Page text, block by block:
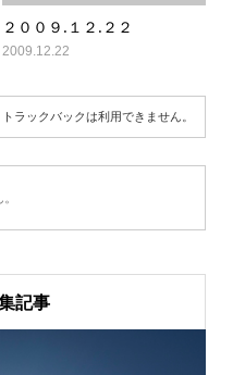
２００９.１２.２２
2009.12.22
トラックバックは利用できません。
記事